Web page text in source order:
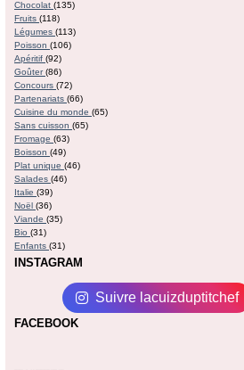
Chocolat (135)
Fruits (118)
Légumes (113)
Poisson (106)
Apéritif (92)
Goûter(86)
Concours (72)
Partenariats (66)
Cuisine du monde (65)
Sans cuisson (65)
Fromage (63)
Boisson (49)
Plat unique (46)
Salades (46)
Italie (39)
Noël (36)
Viande (35)
Bio (31)
Enfants (31)
INSTAGRAM
Suivre lacuizduptitchef
FACEBOOK